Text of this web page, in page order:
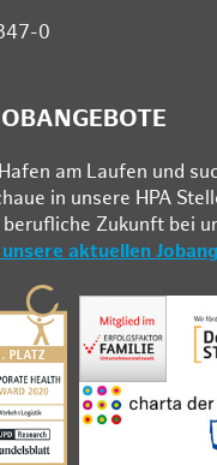
0
am Lau­fen und
in un­se­re HPA
Zu­kunft bei
aktuellen